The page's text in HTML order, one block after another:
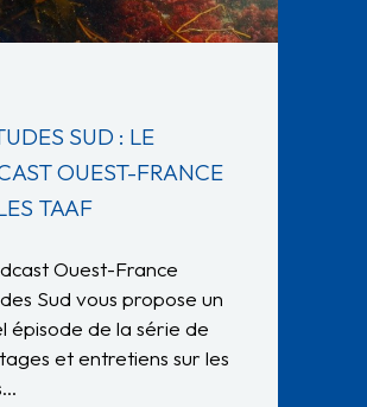
SUD : LE
OUEST-FRANCE
TAAF
Ouest-France
Sud vous propose un
épisode de la série de
et entretiens sur les